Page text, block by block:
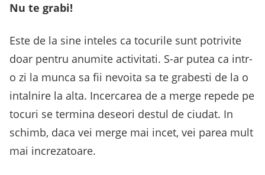
Nu te grabi!
Este de la sine inteles ca tocurile sunt potrivite
doar pentru anumite activitati. S-ar putea ca intr-
o zi la munca sa fii nevoita sa te grabesti de la o
intalnire la alta. Incercarea de a merge repede pe
tocuri se termina deseori destul de ciudat. In
schimb, daca vei merge mai incet, vei parea mult
mai increzatoare.